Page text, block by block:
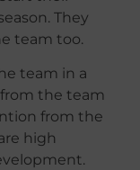
They
team too.
team in a
the team
from the
high